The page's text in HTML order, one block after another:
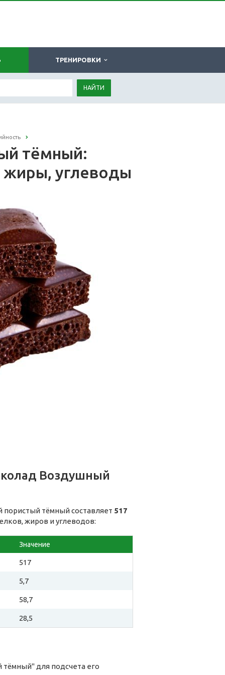
ТРЕНИРОВКИ
НАЙТИ
тёмный:
жиры, углеводы
Воздушный
тёмный составляет 517
жиров и углеводов:
Значение
517
5,7
58,7
28,5
для подсчета его